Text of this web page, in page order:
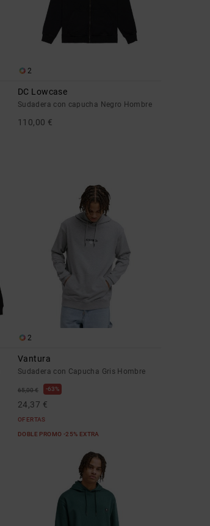
2
DC Lowcase
Sudadera con capucha Negro Hombre
110,00 €
2
Vantura
Sudadera con Capucha Gris Hombre
65,00 € 63%
24,37 €
OFERTAS
DOBLE PROMO -25% EXTRA